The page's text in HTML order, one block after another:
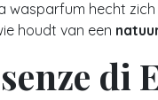
wasparfum hecht
houdt van een
di